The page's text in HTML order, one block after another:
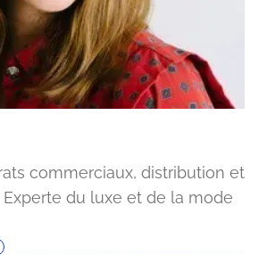
commerciaux, distribution et
du luxe et de la mode